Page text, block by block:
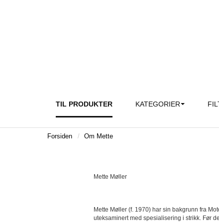
TIL PRODUKTER KATEGORIER
Forsiden Om Mette
Mette Møller
Mette Møller (f. 1970) har sin bakgrunn fra
uteksaminert med spesialisering i strikk. Før